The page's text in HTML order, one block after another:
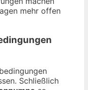
mehr offen
Schließlich